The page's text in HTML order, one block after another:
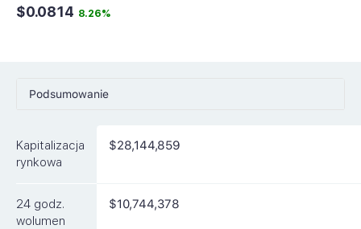
$0.0814 8.26%
Podsumowanie
Rynki
FAQ
Kapitalizacja
rynkowa
$28,144,859
24 godz.
wolumen
$10,744,378